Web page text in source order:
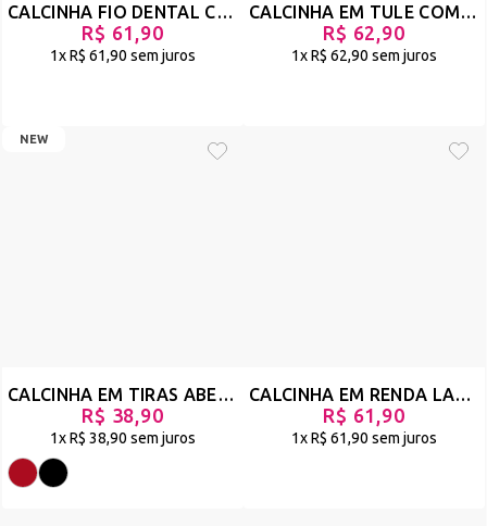
CALCINHA FIO DENTAL COM TRANSPARÊNCIA E TIRAS - TININDO - BRANCO - REF 1444
R$ 61,90
1xR$ 61,90 sem juros
CALCINHA EM TULE COM VIES LARGOS E BIJU - ÊXTASE - ONÇA - REF 1317
R$ 62,90
1xR$ 62,90 sem juros
NEW
CALCINHA EM TIRAS ABERTA E VÉU - COVA
R$ 38,90
1xR$ 38,90 sem juros
CALCINHA EM RENDA LARGA COM STRAPPY NO BUMBUM - EMBALO - RUBI - REF 206
R$ 61,90
1xR$ 61,90 sem juros